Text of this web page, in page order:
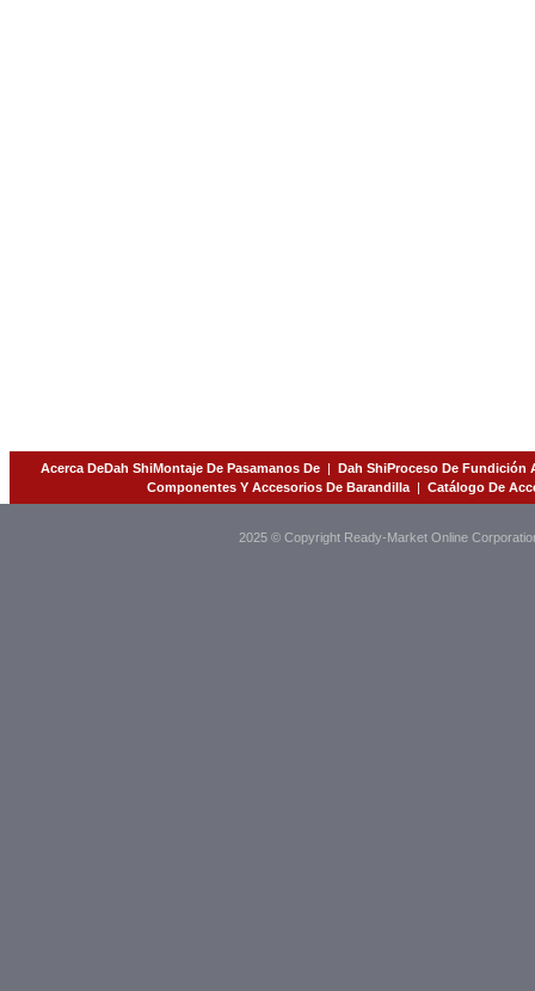
Acerca DeDah ShiMontaje De Pasamanos De | Dah ShiProceso De Fundición
Componentes Y Accesorios De Barandilla | Catálogo De
2025 © Copyright Ready-Market Online